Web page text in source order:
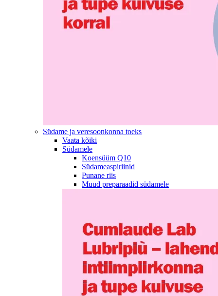
Südame ja veresoonkonna toeks
Vaata kõiki
Südamele
Koensüüm Q10
Südameaspiriinid
Punane riis
Muud preparaadid südamele